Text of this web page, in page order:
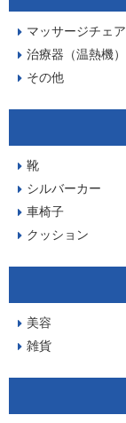
マッサージチェア
治療器（温熱機）
その他
靴
シルバーカー
車椅子
クッション
美容
雑貨